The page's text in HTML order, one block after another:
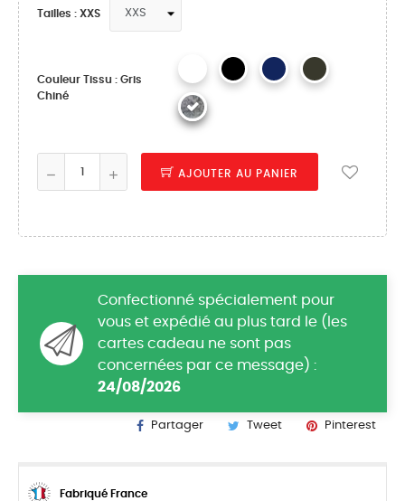
Tailles : XXS
Couleur Tissu : Gris
Chiné
AJOUTER AU PANIER
Confectionné spécialement pour
vous et expédié au plus tard le (les
cartes cadeau ne sont pas
concernées par ce message) :
24/08/2026
Partager Tweet Pinterest
Fabriqué France